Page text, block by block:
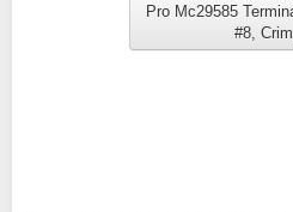
Pro Mc29585
#8,